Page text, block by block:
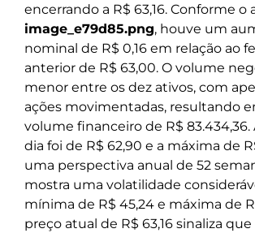
encerrando a R$ 63,16. Conforme o
image_e79d85.png, houve um
nominal de R$ 0,16 em relação ao
anterior de R$ 63,00. O volume
menor entre os dez ativos, com
ações movimentadas, resultando
volume financeiro de R$
dia foi de R$ 62,90 e a máxima de
uma perspectiva anual de 52
mostra uma volatilidade
mínima de R$ 45,24 e máxima de
preço atual de R$ 63,16 sinaliza